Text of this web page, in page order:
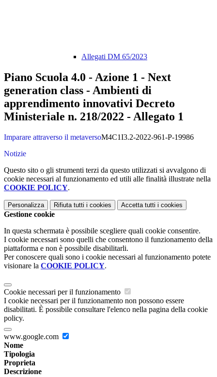
Allegati DM 65/2023
Piano Scuola 4.0 - Azione 1 - Next
generation class - Ambienti di
apprendimento innovativi Decreto
Ministeriale n. 218/2022 - Allegato 1
Imparare attraverso il metaversoM4C1I3.2-2022-961-P-19986
Notizie
Questo sito o gli strumenti terzi da questo utilizzati si avvalgono di
cookie necessari al funzionamento ed utili alle finalità illustrate nella
COOKIE POLICY.
Personalizza Rifiuta tutti i cookies Accetta tutti i cookies
Gestione cookie
In questa schermata è possibile scegliere quali cookie consentire.
I cookie necessari sono quelli che consentono il funzionamento della
piattaforma e non è possibile disabilitarli.
Per conoscere quali sono i cookie necessari al funzionamento potete
visionare la COOKIE POLICY.
Cookie necessari per il funzionamento
I cookie necessari per il funzionamento non possono essere
disabilitati. È possibile consultare l'elenco nella pagina della cookie
policy.
www.google.com
Nome
Tipologia
Proprieta
Descrizione